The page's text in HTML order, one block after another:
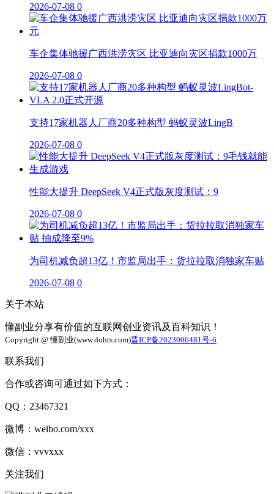
2026-07-08 0
车企集体驰援广西洪涝灾区 比亚迪向灾区捐款1000万
2026-07-08 0
支持17家机器人厂商20多种构型 蚂蚁灵波LingB
2026-07-08 0
性能大提升 DeepSeek V4正式版灰度测试：9
2026-07-08 0
为司机减负超13亿！市监局出手：货拉拉取消独家车贴
2026-07-08 0
关于本站
懂副业分享有价值的互联网创业资讯及百科知识！
Copyright @ 懂副业(www.dohts.com)晋ICP备2023006481号-6
联系我们
合作或咨询可通过如下方式：
QQ：23467321
微博：weibo.com/xxx
微信：vvvxxx
关注我们